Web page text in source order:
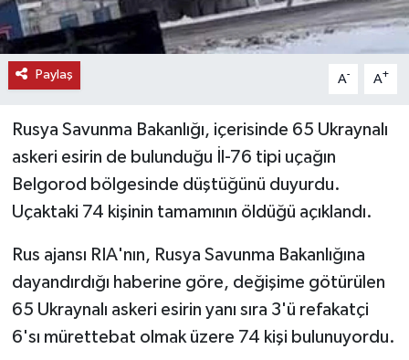
Paylaş A- A+
Rusya Savunma Bakanlığı, içerisinde 65 Ukraynalı
askeri esirin de bulunduğu İl-76 tipi uçağın
Belgorod bölgesinde düştüğünü duyurdu.
Uçaktaki 74 kişinin tamamının öldüğü açıklandı.
Rus ajansı RIA'nın, Rusya Savunma Bakanlığına
dayandırdığı haberine göre, değişime götürülen
65 Ukraynalı askeri esirin yanı sıra 3'ü refakatçi
6'sı mürettebat olmak üzere 74 kişi bulunuyordu.
ÖZEL HABER
SAĞLIK
TEKNOLOJİ
YAŞAM